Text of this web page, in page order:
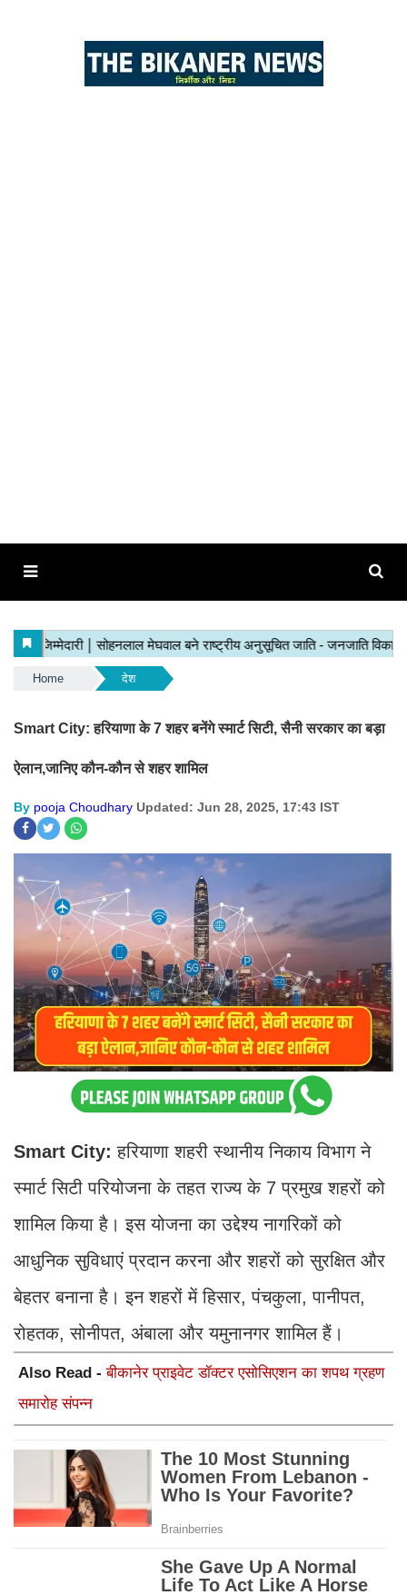
Home देश
Smart City: हरियाणा के 7 शहर बनेंगे स्मार्ट सिटी, सैनी सरकार का बड़ा
ऐलान,जानिए कौन-कौन से शहर शामिल
By pooja Choudhary Updated: Jun 28, 2025, 17:43 IST
Smart City:हरियाणा शहरी स्थानीय निकाय विभाग ने
स्मार्ट सिटी परियोजना के तहत राज्य के 7 प्रमुख शहरों को
शामिल किया है। इस योजना का उद्देश्य नागरिकों को
आधुनिक सुविधाएं प्रदान करना और शहरों को सुरक्षित और
बेहतर बनाना है। इन शहरों में हिसार, पंचकुला, पानीपत,
रोहतक, सोनीपत, अंबाला और यमुनानगर शामिल हैं।
Also Read -बीकानेर प्राइवेट डॉक्टर एसोसिएशन का शपथ ग्रहण
समारोह संपन्न